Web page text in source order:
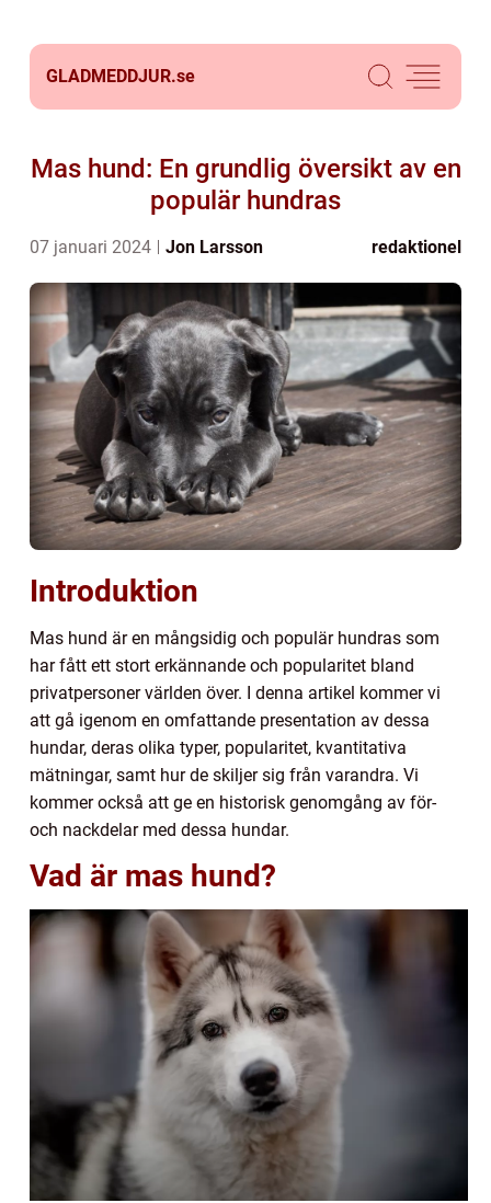
GLADMEDDJUR.se
Mas hund: En grundlig översikt av en
populär hundras
07 januari 2024 Jon Larsson redaktionel
Introduktion
Mas hund är en mångsidig och populär hundras som
har fått ett stort erkännande och popularitet bland
privatpersoner världen över. I denna artikel kommer vi
att gå igenom en omfattande presentation av dessa
hundar, deras olika typer, popularitet, kvantitativa
mätningar, samt hur de skiljer sig från varandra. Vi
kommer också att ge en historisk genomgång av för-
och nackdelar med dessa hundar.
Vad är mas hund?